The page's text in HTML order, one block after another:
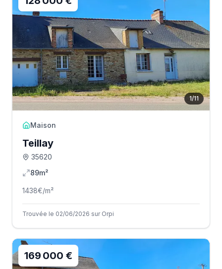
1/11
Maison
Teillay
35620
89m²
1438€/m²
Trouvée le 02/06/2026 sur Orpi
169 000 €